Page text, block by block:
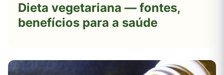
Dieta vegetariana — fontes,
benefícios para a saúde